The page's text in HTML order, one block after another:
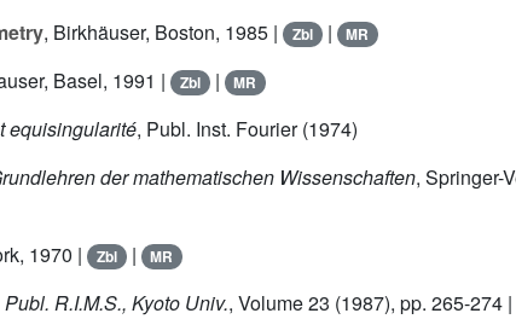
, Birkhäuser, Boston, 1985 | Zbl | MR
Basel, 1991 | Zbl | MR
equisingularité, Publ. Inst. Fourier (1974)
der mathematischen Wissenschaften, Springer-
1970 | Zbl | MR
Publ. R.I.M.S., Kyoto Univ., Volume 23 (1987), pp. 265-274 |